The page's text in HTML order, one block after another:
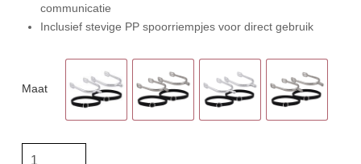
communicatie
Inclusief stevige PP spoorriempjes voor direct gebruik
Maat